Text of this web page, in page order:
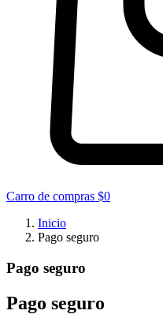
Carro de compras $0
Inicio
Pago seguro
Pago seguro
Pago seguro